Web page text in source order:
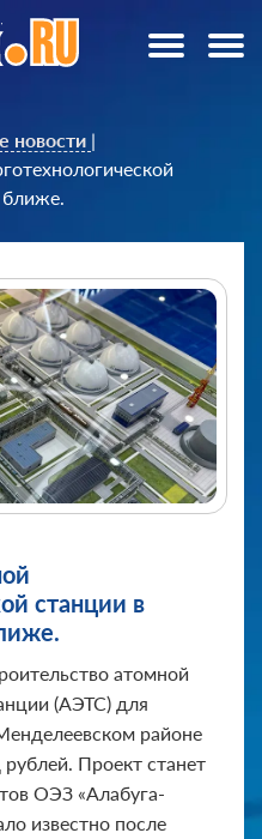
новости |
ближе.
станции в
атомной
(АЭТС) для
районе
Проект станет
ОЭЗ «Алабуга-
известно после